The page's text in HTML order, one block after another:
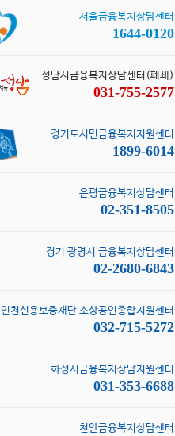
서울금융복지상담센터
1644-0120
성남시금융복지상담센터(폐쇄)
031-755-2577
경기도서민금융복지지원센터
1899-6014
은평금융복지상담센터
02-351-8505
경기 광명시 금융복지상담센터
02-2680-6843
인천신용보증재단 소상공인종합지원센터
032-715-5272
화성시금융복지상담지원센터
031-353-6688
천안금융복지상담센터